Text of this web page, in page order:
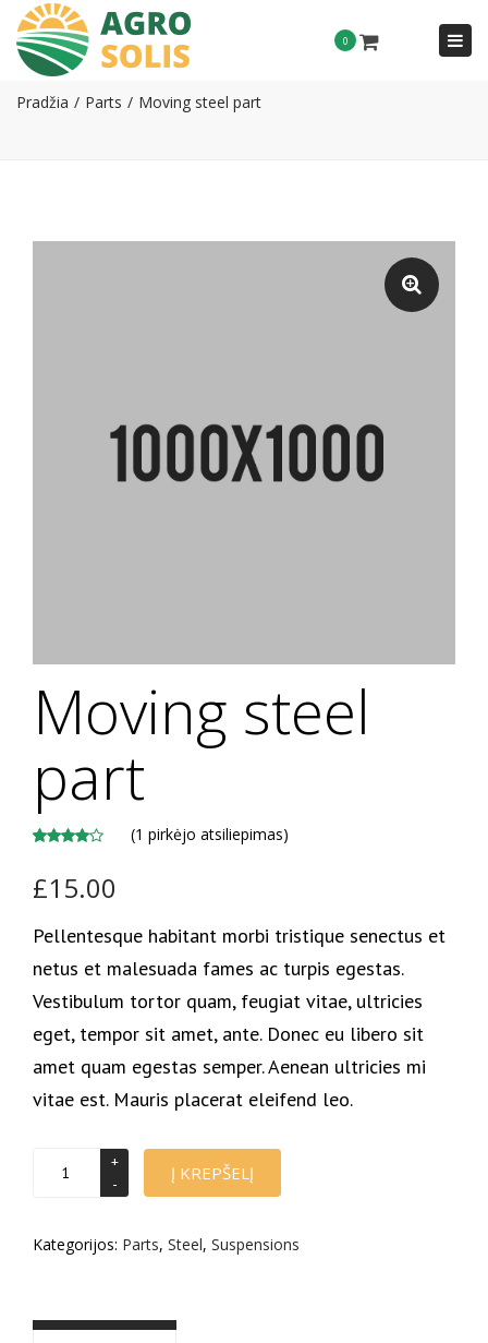
0
Moving steel part
Pradžia Parts Moving steel part
Moving steel
part
4.00 iš 5
(viso
)
(1 pirkėjo atsiliepimas)
£15.00
Pellentesque habitant morbi tristique senectus et
netus et malesuada fames ac turpis egestas.
Vestibulum tortor quam, feugiat vitae, ultricies
eget, tempor sit amet, ante. Donec eu libero sit
amet quam egestas semper. Aenean ultricies mi
vitae est. Mauris placerat eleifend leo.
produkto
kiekis:
steel
part
Į KREPŠELĮ
Kategorijos: Parts, Steel, Suspensions